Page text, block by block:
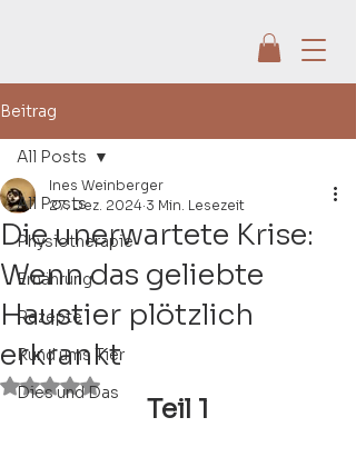
Beitrag
All Posts
Physiotherapie
Ernährung
Rezepte
Rund ums Tier
Dies und Das
All Posts
Die unerwartete Krise:
Wenn das geliebte
Haustier plötzlich
erkrankt
Ines Weinberger
27. Dez. 2024 3 Min. Lesezeit
Mit NaN von 5 Sternen bewertet.
Teil 1